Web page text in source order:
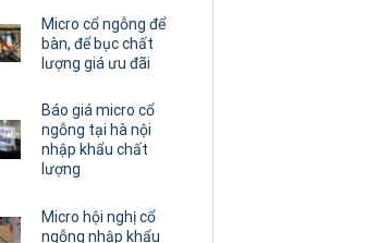
Micro cổ ngỗng để
bàn, để bục chất
lượng giá ưu đãi
Báo giá micro cổ
ngỗng tại hà nội
nhập khẩu chất
lượng
Micro hội nghị cổ
ngỗng nhập khẩu